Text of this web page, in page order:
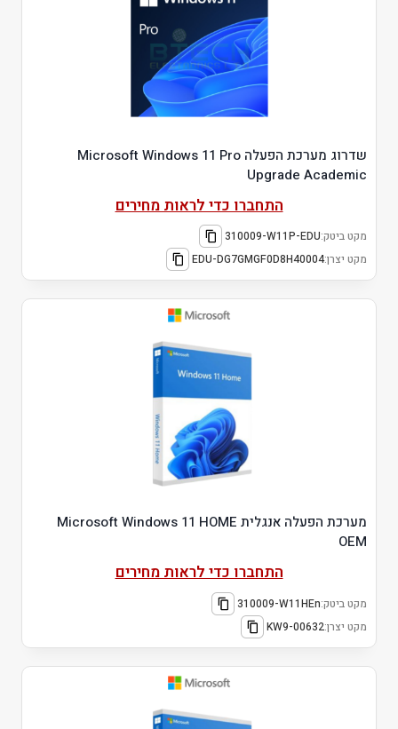
שדרוג מערכת הפעלה Microsoft Windows 11 Pro
Upgrade Academic
התחברו כדי לראות מחירים
מקט ביטק:310009-W11P-EDU
מקט יצרן:EDU-DG7GMGF0D8H40004
מערכת הפעלה אנגלית Microsoft Windows 11 HOME
OEM
התחברו כדי לראות מחירים
מקט ביטק:310009-W11HEn
מקט יצרן:KW9-00632